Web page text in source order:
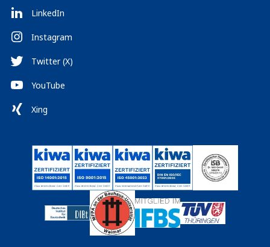
LinkedIn
Instagram
Twitter (X)
YouTube
Xing